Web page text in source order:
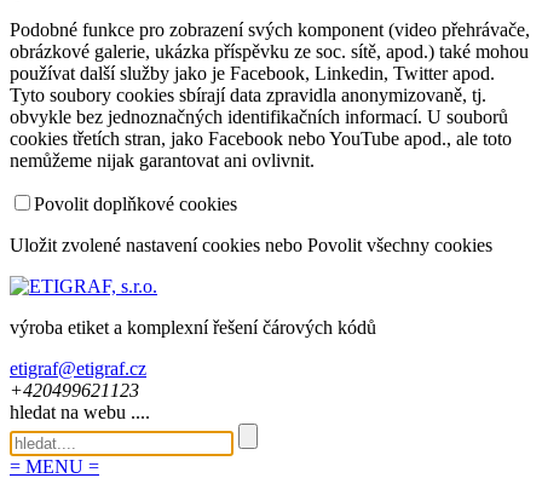
Podobné funkce pro zobrazení svých komponent (video přehrávače,
obrázkové galerie, ukázka příspěvku ze soc. sítě, apod.) také mohou
používat další služby jako je Facebook, Linkedin, Twitter apod.
Tyto soubory cookies sbírají data zpravidla anonymizovaně, tj.
obvykle bez jednoznačných identifikačních informací. U souborů
cookies třetích stran, jako Facebook nebo YouTube apod., ale toto
nemůžeme nijak garantovat ani ovlivnit.
Povolit doplňkové cookies
Uložit zvolené nastavení cookies nebo Povolit všechny cookies
výroba etiket a komplexní řešení čárových kódů
etigraf@etigraf.cz
+420499621 123
hledat na webu ....
= MENU =